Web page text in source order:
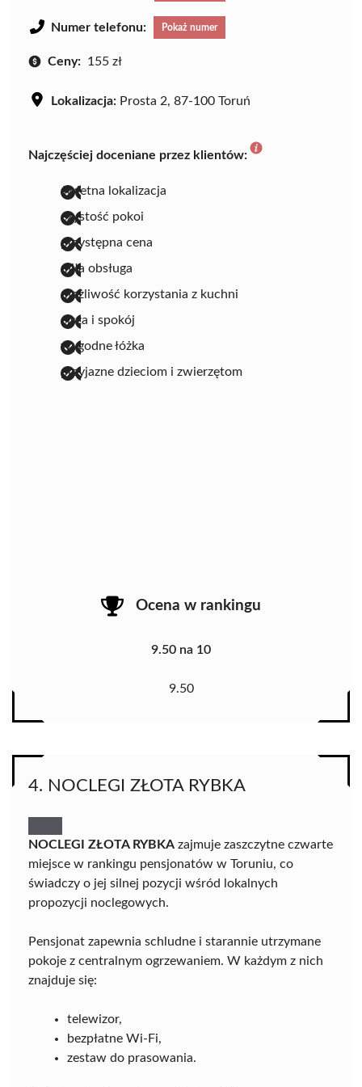
Numer telefonu: Pokaż numer
Ceny: 155 zł
Lokalizacja: Prosta 2, 87-100 Toruń
Najczęściej doceniane przez klientów:
świetna lokalizacja
czystość pokoi
przystępna cena
miła obsługa
możliwość korzystania z kuchni
cisza i spokój
wygodne łóżka
przyjazne dzieciom i zwierzętom
Ocena w rankingu
9.50 na 10
9.50
4. NOCLEGI ZŁOTA RYBKA
NOCLEGI ZŁOTA RYBKA zajmuje zaszczytne czwarte
miejsce w rankingu pensjonatów w Toruniu, co
świadczy o jej silnej pozycji wśród lokalnych
propozycji noclegowych.
Pensjonat zapewnia schludne i starannie utrzymane
pokoje z centralnym ogrzewaniem. W każdym z nich
znajduje się:
telewizor,
bezpłatne Wi-Fi,
zestaw do prasowania.